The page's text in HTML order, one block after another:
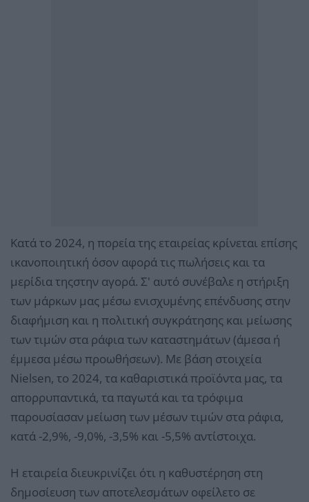
Κατά το 2024, η πορεία της εταιρείας κρίνεται επίσης
ικανοποιητική όσον αφορά τις πωλήσεις και τα
μερίδια τηςστην αγορά. Σ' αυτό συνέβαλε η στήριξη
των μάρκων μας μέσω ενισχυμένης επένδυσης στην
διαφήμιση και η πολιτική συγκράτησης και μείωσης
των τιμών στα ράφια των καταστημάτων (άμεσα ή
έμμεσα μέσω προωθήσεων). Με βάση στοιχεία
Nielsen, το 2024, τα καθαριστικά προϊόντα μας, τα
απορρυπαντικά, τα παγωτά και τα τρόφιμα
παρουσίασαν μείωση των μέσων τιμών στα ράφια,
κατά -2,9%, -9,0%, -3,5% και -5,5% αντίστοιχα.
Η εταιρεία διευκρινίζει ότι η καθυστέρηση στη
δημοσίευση των αποτελεσμάτων οφείλετο σε